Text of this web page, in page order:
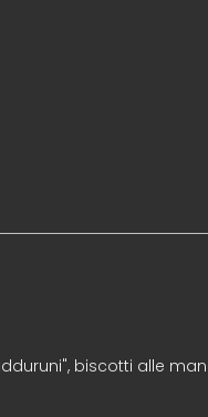
biscotti alle